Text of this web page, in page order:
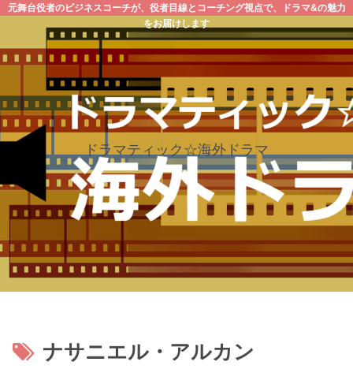
元舞台役者のビジネスコーチが、役者目線とコーチング視点で、ドラマ&の魅力
をお届けします
ドラマティック☆海外ドラマ
ナサニエル・アルカン